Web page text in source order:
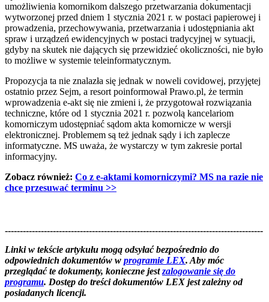
umożliwienia komornikom dalszego przetwarzania dokumentacji
wytworzonej przed dniem 1 stycznia 2021 r. w postaci papierowej i
prowadzenia, przechowywania, przetwarzania i udostępniania akt
spraw i urządzeń ewidencyjnych w postaci tradycyjnej w sytuacji,
gdyby na skutek nie dających się przewidzieć okoliczności, nie było
to możliwe w systemie teleinformatycznym.
Propozycja ta nie znalazła się jednak w noweli covidowej, przyjętej
ostatnio przez Sejm, a resort poinformował Prawo.pl, że termin
wprowadzenia e-akt się nie zmieni i, że przygotował rozwiązania
techniczne, które od 1 stycznia 2021 r. pozwolą kancelariom
komorniczym udostępniać sądom akta komornicze w wersji
elektronicznej. Problemem są też jednak sądy i ich zaplecze
informatyczne. MS uważa, że wystarczy w tym zakresie portal
informacyjny.
Zobacz również: Co z e-aktami komorniczymi? MS na razie nie
chce przesuwać terminu >>
--------------------------------------------------------------------------------------
Linki w tekście artykułu mogą odsyłać bezpośrednio do
odpowiednich dokumentów w programie LEX. Aby móc
przeglądać te dokumenty, konieczne jestzalogowanie się do
programu. Dostęp do treści dokumentów LEX jest zależny od
posiadanych licencji.